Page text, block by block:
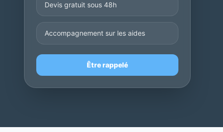
Devis gratuit sous 48h
Accompagnement sur les aides
Être rappelé